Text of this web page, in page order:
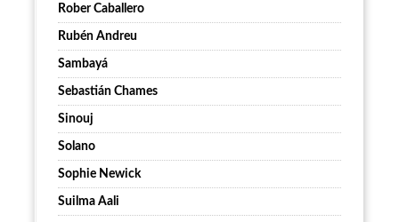
Rober Caballero
Rubén Andreu
Sambayá
Sebastián Chames
Sinouj
Solano
Sophie Newick
Suilma Aali